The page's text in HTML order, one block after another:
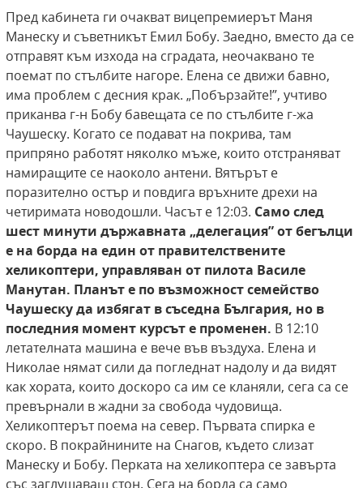
Пред кабинета ги очакват вицепремиерът Маня
Манеску и съветникът Емил Бобу. Заедно, вместо да се
отправят към изхода на сградата, неочаквано те
поемат по стълбите нагоре. Елена се движи бавно,
има проблем с десния крак. „Побързайте!”, учтиво
приканва г-н Бобу бавещата се по стълбите г-жа
Чаушеску. Когато се подават на покрива, там
припряно работят няколко мъже, които отстраняват
намиращите се наоколо антени. Вятърът е
поразително остър и повдига връхните дрехи на
четиримата новодошли. Часът е 12:03. Само след
шест минути държавната „делегация” от бегълци
е на борда на един от правителствените
хеликоптери, управляван от пилота Василе
Манутан. Планът е по възможност семейство
Чаушеску да избягат всъседна България, но в
последния момент курсът е променен. В 12:10
летателната машина е вече във въздуха. Елена и
Николае нямат сили да погледнат надолу и да видят
как хората, които доскоро са им се кланяли, сега са се
превърнали в жадни за свобода чудовища.
Хеликоптерът поема на север. Първата спирка е
скоро. В покрайнините на Снагов, където слизат
Манеску и Бобу. Перката на хеликоптера се завърта
със заглушаващ стон. Сега на борда са само